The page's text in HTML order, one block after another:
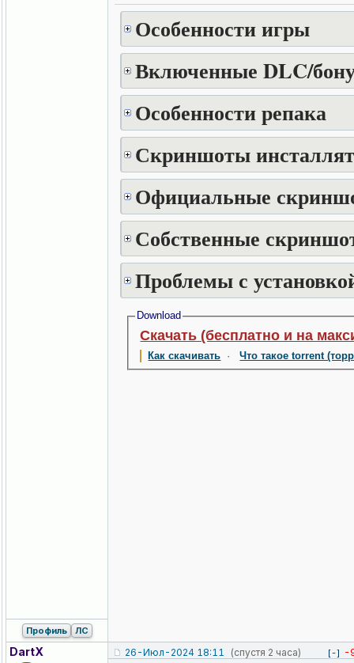
Особенности игры
Включенные DLC/
Особенности репака
Скриншоты
Официальные
Собственные
Проблемы с
Download
Скачать (бесплатно и на
Как скачивать ·Что такое torrent
Профиль ЛС
DartX 26-Июл-2024 18:11 (спустя 2 часа) [-] -